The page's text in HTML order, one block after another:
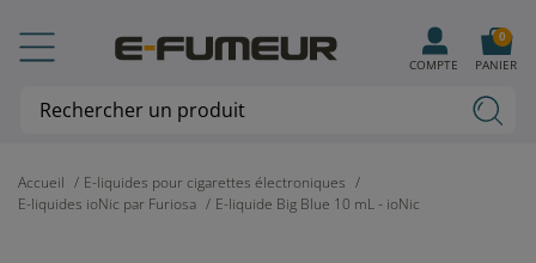
Accueil
E-liquides pour cigarettes électroniques
E-liquides ioNic par Furiosa
E-liquide Big Blue 10 mL - ioNic
COMPTE PANIER
0